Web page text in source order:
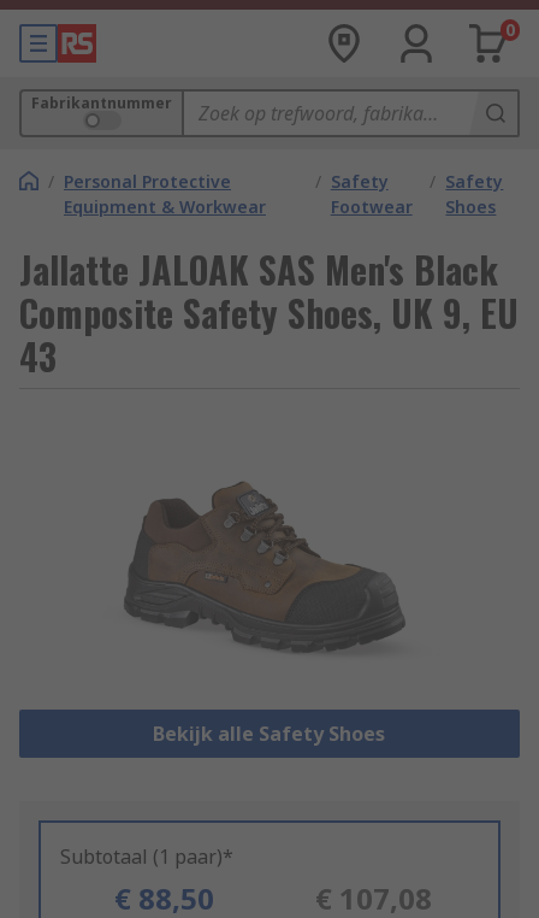
0
Fabrikantnummer
/ Personal Protective
Equipment & Workwear
/ Safety
Footwear
/ Safety
Shoes
Jallatte JALOAK SAS Men's Black
Composite Safety Shoes, UK 9, EU
43
Bekijk alle Safety Shoes
Subtotaal (1 paar)*
€ 88,50 € 107,08